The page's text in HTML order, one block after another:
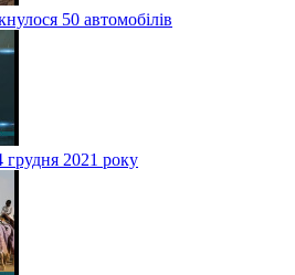
50 автомобілів
грудня 2021 року